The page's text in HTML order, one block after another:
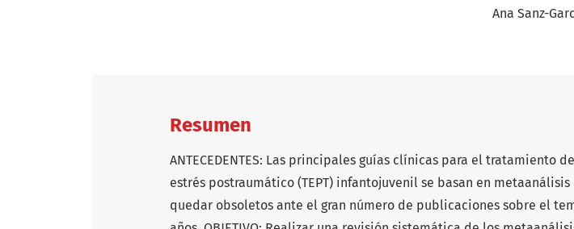
Ana Sanz-
Resumen
ANTECEDENTES: Las principales guías clínicas para el tratamiento
estrés postraumático (TEPT) infantojuvenil se basan en
quedar obsoletos ante el gran número de publicaciones sobre el